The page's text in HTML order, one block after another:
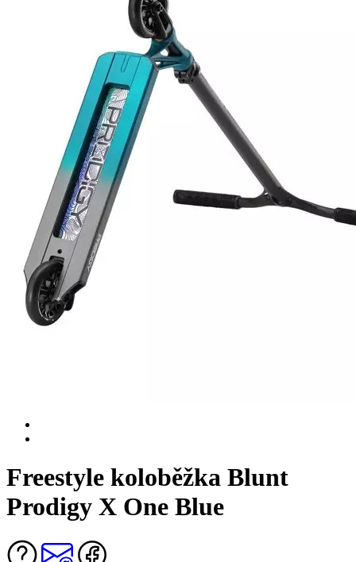
Freestyle koloběžka Blunt
Prodigy X One Blue